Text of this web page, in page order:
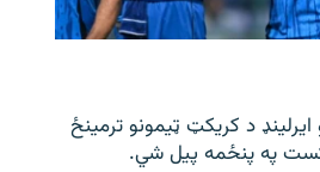
د کریکټ ټیمونو ترمینځ
په پنځمه پیل شي.